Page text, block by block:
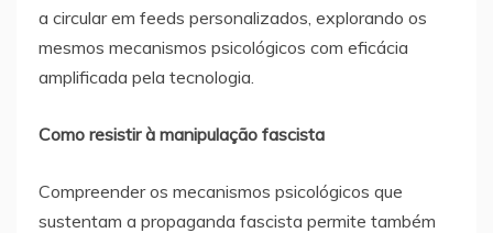
a circular em feeds personalizados, explorando os
mesmos mecanismos psicológicos com eficácia
amplificada pela tecnologia.
Como resistir à manipulação fascista
Compreender os mecanismos psicológicos que
sustentam a propaganda fascista permite também